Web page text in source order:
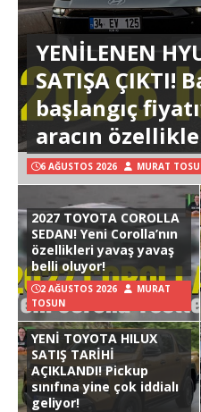
YENİLENEN
SATIŞA ÇIKTI!
başlangıç
aracın
6 AĞUSTOS 2026 MURAT
2027 TOYOTA COROLLA
SEDAN! Yeni Corolla’nın
özellikleri yavaş yavaş
belli oluyor!
2 AĞUSTOS 2026
MURAT
TOSUN
YENİ TOYOTA HILUX
SATIŞ TARİHİ
AÇIKLANDI! Pickup
sınıfına yine çok iddialı
geliyor!